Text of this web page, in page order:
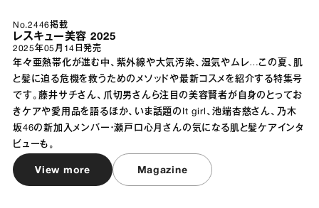
No.2446掲載
レスキュー美容 2025
2025年05月14日 発売
年々亜熱帯化が進む中、紫外線や大気汚染、湿気やムレ…この夏、肌
と髪に迫る危機を救うためのメソッドや最新コスメを紹介する特集号
です。藤井サチさん、爪切男さんら注目の美容賢者が自身のとってお
きケアや愛用品を語るほか、いま話題のIt girl、池端杏慈さん、乃木
坂46の新加入メンバー・瀬戸口心月さんの気になる肌と髪ケアインタ
ビューも。
View more Magazine